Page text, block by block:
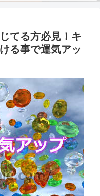
てる方必見！キ
る事で運気アッ